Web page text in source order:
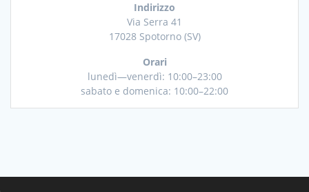
Indirizzo
Via Serra 41
17028 Spotorno (SV)
Orari
lunedì—venerdì: 10:00–23:00
sabato e domenica: 10:00–22:00